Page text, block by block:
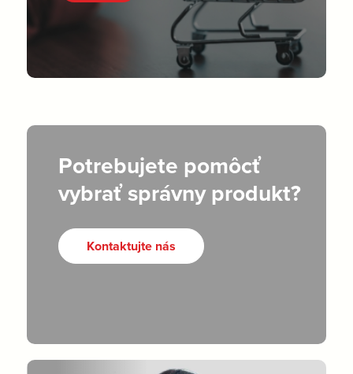
Potrebujete pomôcť
vybrať správny produkt?
Kontaktujte nás